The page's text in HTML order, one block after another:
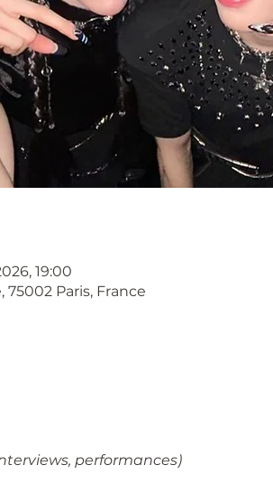
19:00
75002 Paris, France
performances)